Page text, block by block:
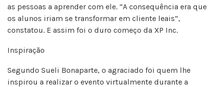
as pessoas a aprender com ele. “A consequência era que
os alunos iriam se transformar em cliente leais”,
constatou. E assim foi o duro começo da XP Inc.
Inspiração
Segundo Sueli Bonaparte, o agraciado foi quem lhe
inspirou a realizar o evento virtualmente durante a